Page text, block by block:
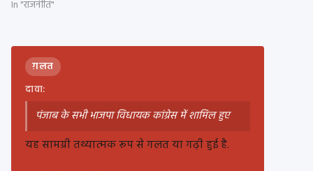
In "राजनीति"
ग़लत
दावा:
पंजाब के सभी भाजपा विधायक कांग्रेस में शामिल हुए
यह सामग्री तथ्यात्मक रूप से गलत या गढ़ी हुई है.